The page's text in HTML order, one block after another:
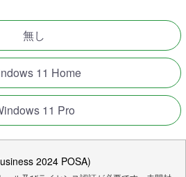
無し
11 Home
11 Pro
2024 POSA)